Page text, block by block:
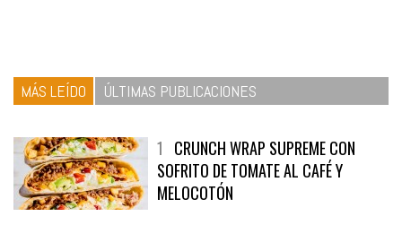
MÁS LEÍDO ÚLTIMAS PUBLICACIONES
1 CRUNCH WRAP SUPREME CON
SOFRITO DE TOMATE AL CAFÉ Y
MELOCOTÓN